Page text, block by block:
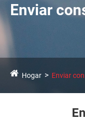
Enviar
Hogar Enviar